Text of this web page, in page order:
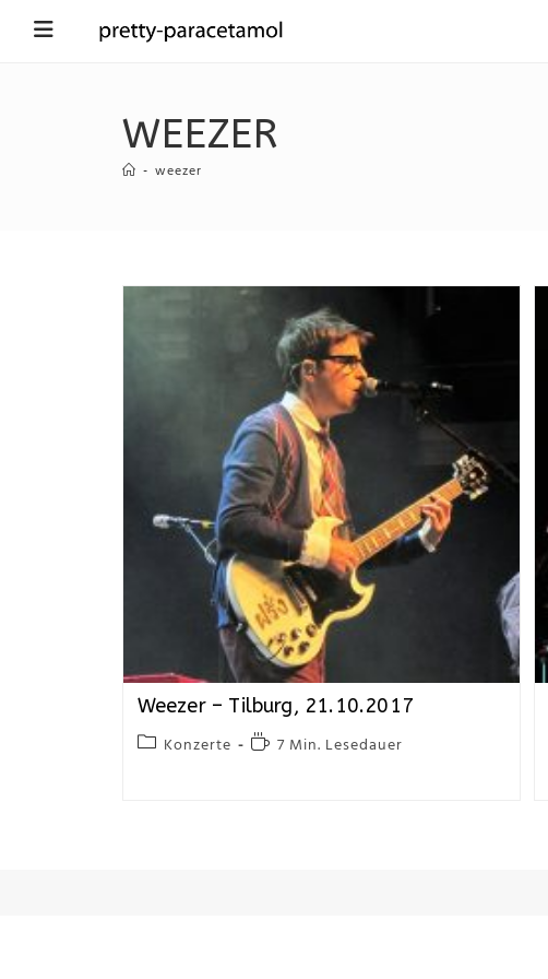
WEEZER
- weezer
Weezer – Tilburg, 21.10.2017
Konzerte 7 Min. Lesedauer